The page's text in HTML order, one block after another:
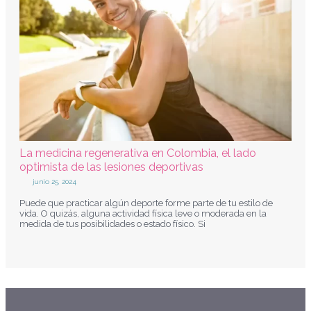
La medicina regenerativa en Colombia, el lado
optimista de las lesiones deportivas
junio 25, 2024
Puede que practicar algún deporte forme parte de tu estilo de
vida. O quizás, alguna actividad física leve o moderada en la
medida de tus posibilidades o estado físico. Si